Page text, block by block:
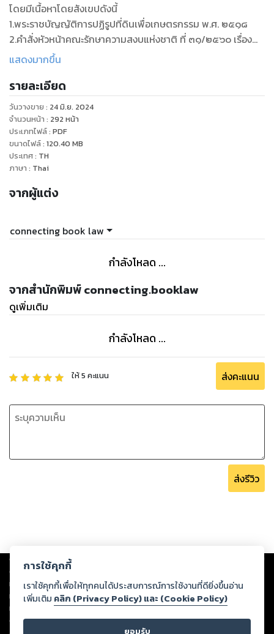
โดยมีเนื้อหาโดยสังเขปดังนี้
1.พระราชบัญญัติการปฏิรูปที่ดินเพื่อเกษตรกรรม พ.ศ. ๒๕๑๘
2.คำสั่งหัวหน้าคณะรักษาความสงบแห่งชาติ ที่ ๓๑/๒๕๖๐ เรื่อง
การใช้ที่ดินเพื่อเกษตรกรรมตามกฎหมายว่าด้วยการปฏิรูปที่ดิน
สาธารณะของประเทศ
3.พระราชบัญญัติจัดรูปที่ดินเพื่อเกษตรกรรม พ.ศ. ๒๕๕๘
4.พระราชบัญญัติการเช่าที่ดินเพื่อเกษตรกรรม พ.ศ. ๒๕๒๔
5.พระราชบัญญัติคุ้มครองประชาชนในการทำสัญญาขายฝาก
ที่ดินเพื่อเกษตรกรรมหรือที่อยู่อาศัย พ.ศ. ๒๕๖๒
6.พระราชบัญญัติเศรษฐกิจการเกษตร พ.ศ. ๒๕๒๒
8.พระราชบัญญัติกองทุนสงเคราะห์เกษตรกร พ.ศ. ๒๕๕๔
พ.ศ. ๒๕๖๐
11.พระราชบัญญัติสภาเกษตรกรแห่งชาติ พ.ศ. ๒๕๕๓
แสดงมากขึ้น
รายละเอียด
วันวางขาย : 24 มิ.ย. 2024
จำนวนหน้า : 292 หน้า
ประเภทไฟล์: PDF
ขนาดไฟล์: 120.40 MB
ประเทศ: TH
ภาษา : Thai
จากผู้แต่ง
connecting book law
กำลังโหลด ...
จากสำนักพิมพ์ connecting.booklaw
ดูเพิ่มเติม
กำลังโหลด ...
ให้5 คะแนน ส่งคะแนน
ส่งรีวิว
Copyright © 2026
ต่อผลงานหรือเนื้อหาใดที่อัปโหลดผ่านเว็บไซต์และปรากฏว่าละเมิดสิทธิใน
ทรัพย์สินทางปัญญาของบุคคลอื่นหรือขัดต่อกฎหมายและศีลธรรม ดังนั้น ผู้อ่าน
ทุกท่านโปรดใช้วิจารณญาณในการกลั่นกรองด้วยตนเอง และหากท่านพบว่าส่วน
หนึ่งส่วนใดขัดต่อกฎหมายและศีลธรรม กรุณาแจ้งมายังบริษัท เพื่อทีมงานจะได้
ดำเนินการในทันที ทั้งนี้ ทางสตอรี่ล็อกขอสงวนลิขสิทธิ์ตามพระราชบัญญัติ
การใช้คุกกี้
เราใช้คุกกี้เพื่อให้ทุกคนได้ประสบการณ์การใช้งานที่ดียิ่งขึ้นอ่าน
เพิ่มเติม คลิก (Privacy Policy) และ (Cookie Policy)
ยอมรับ